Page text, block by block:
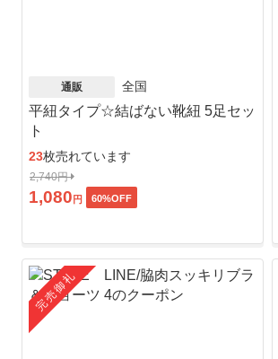
通販 全国
平紐タイプ☆結ばない靴紐 5足セッ
ト
23枚売れています
2,740円
1,080 円 60%OFF
完売御礼